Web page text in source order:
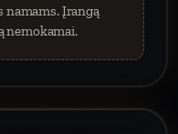
Įrangą
nemokamai.